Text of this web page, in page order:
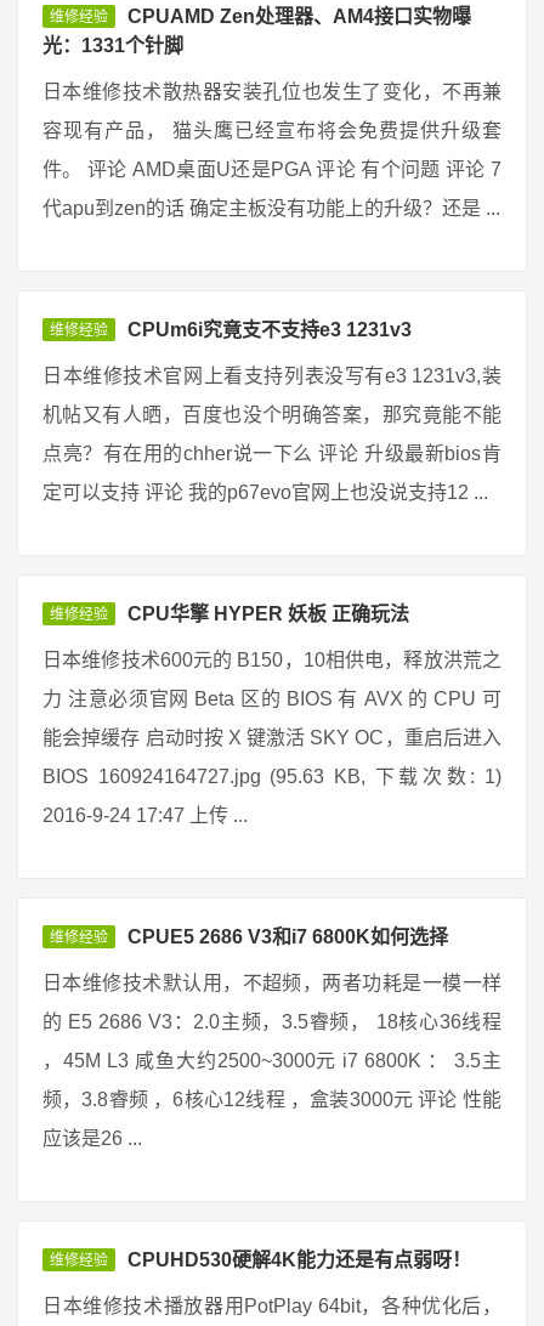
维修经验
CPUAMD Zen处理器、AM4接口实物曝
光：1331个针脚
日本维修技术散热器安装孔位也发生了变化，不再兼
容现有产品， 猫头鹰已经宣布将会免费提供升级套
件。 评论 AMD桌面U还是PGA 评论 有个问题 评论 7
代apu到zen的话 确定主板没有功能上的升级？还是 ...
维修经验 CPUm6i究竟支不支持e3 1231v3
日本维修技术官网上看支持列表没写有e3 1231v3,装
机帖又有人晒，百度也没个明确答案，那究竟能不能
点亮？有在用的chher说一下么 评论 升级最新bios肯
定可以支持 评论 我的p67evo官网上也没说支持12 ...
维修经验 CPU华擎 HYPER 妖板 正确玩法
日本维修技术600元的 B150，10相供电，释放洪荒之
力 注意必须官网 Beta 区的 BIOS 有 AVX 的 CPU 可
能会掉缓存 启动时按 X 键激活 SKY OC，重启后进入
BIOS 160924164727.jpg (95.63 KB, 下载次数: 1)
2016-9-24 17:47 上传 ...
维修经验 CPUE5 2686 V3和i7 6800K如何选择
日本维修技术默认用，不超频，两者功耗是一模一样
的 E5 2686 V3：2.0主频，3.5睿频， 18核心36线程
，45M L3 咸鱼大约2500~3000元 i7 6800K ： 3.5主
频，3.8睿频 ，6核心12线程 ，盒装3000元 评论 性能
应该是26 ...
维修经验 CPUHD530硬解4K能力还是有点弱呀！
日本维修技术播放器用PotPlay 64bit，各种优化后，